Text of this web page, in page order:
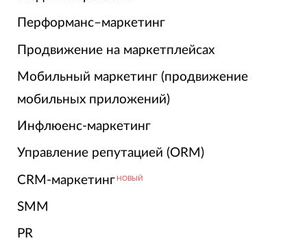
Перформанс–маркетинг
Продвижение на маркетплейсах
Мобильный маркетинг (продвижение
мобильных приложений)
Инфлюенс-маркетинг
Управление репутацией (ORM)
CRM-маркетинг НОВЫЙ
SMM
PR